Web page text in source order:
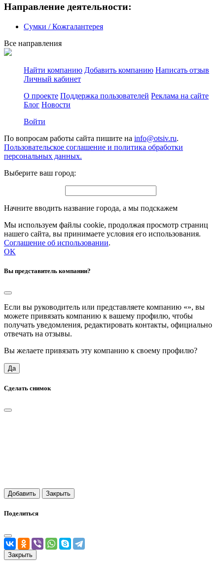
Направление деятельности:
Сумки / Кожгалантерея
Все направления
Найти компанию Добавить компанию Написать отзыв
Личный кабинет
О проекте Поддержка пользователей Реклама на сайте
Блог Новости
Войти
По вопросам работы сайта пишите на info@otsiv.ru.
Пользовательское соглашение и политика обработки
персональных данных.
Выберите ваш город:
Начните вводить название города, а мы подскажем
Мы используем файлы cookie, продолжая просмотр страниц
нашего сайта, вы принимаете условия его использования.
Соглашение об использовании.
OK
Вы представитель компании?
Если вы руководитель или представляете компанию «», вы
можете привязать компанию к вашему профилю, чтобы
получать уведомления, редактировать контакты, официально
отвечать на отзывы.
Вы желаете привязать эту компанию к своему профилю?
Да
Сделать снимок
Добавить Закрыть
Поделиться
Закрыть